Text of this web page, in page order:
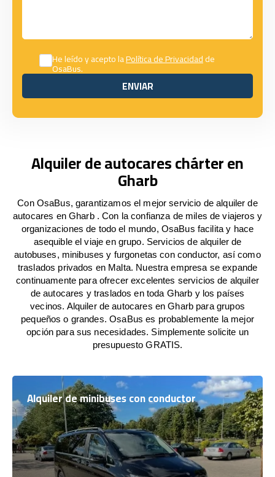
He leído y acepto laPolítica de Privacidadde
OsaBus.
ENVIAR
ENVIAR
Alquiler de autocares chárter en
Gharb
Con OsaBus, garantizamos el mejor servicio de alquiler de
autocares en Gharb . Con la confianza de miles de viajeros y
organizaciones de todo el mundo, OsaBus facilita y hace
asequible el viaje en grupo. Servicios de alquiler de
autobuses, minibuses y furgonetas con conductor, así como
traslados privados en Malta. Nuestra empresa se expande
continuamente para ofrecer excelentes servicios de alquiler
de autocares y traslados en toda Gharb y los países
vecinos. Alquiler de autocares en Gharb para grupos
pequeños o grandes. OsaBus es probablemente la mejor
opción para sus necesidades. Simplemente solicite un
presupuesto GRATIS.
Alquiler de minibuses con conductor